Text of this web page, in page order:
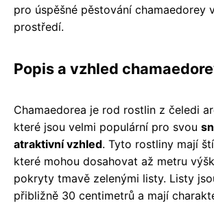
pro úspěšné pěstování chamaedorey
prostředí.
Popis a vzhled
Chamaedorea je rod rostlin z čeledi
které jsou velmi populární pro svou
atraktivní vzhled. Tyto rostliny mají
které mohou dosahovat až metru
pokryty tmavě zelenými listy. Listy
přibližně 30 centimetrů a mají